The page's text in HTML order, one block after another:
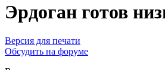
Эрдоган готов
Версия для печати
Обсудить на форуме